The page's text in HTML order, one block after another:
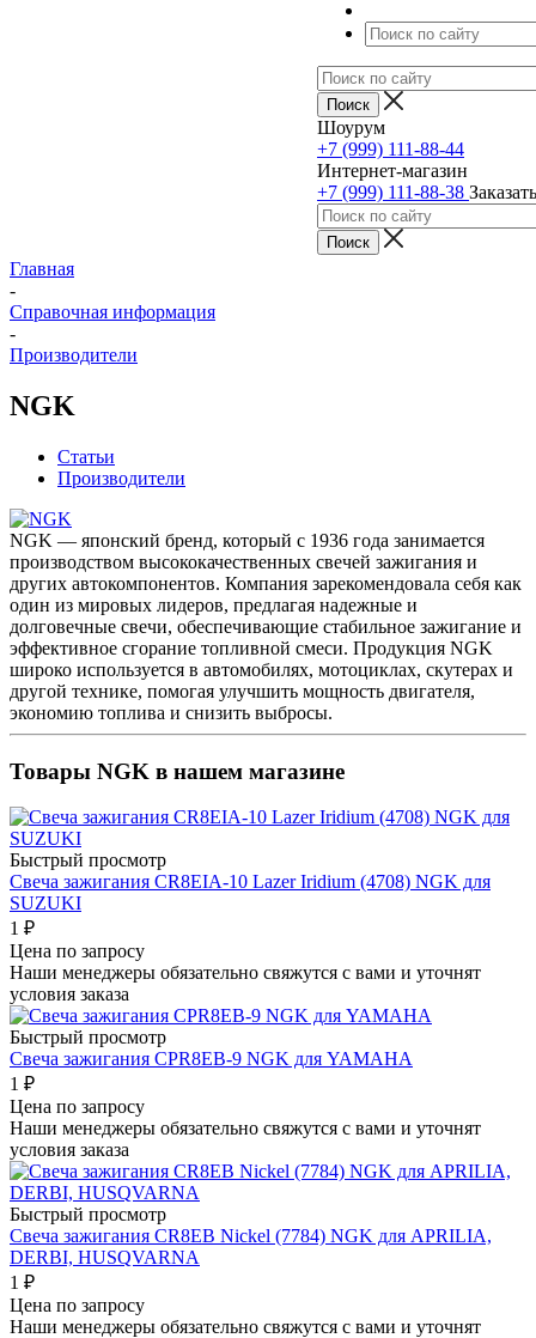
Шоурум
+7 (999) 111-88-44
Интернет-магазин
+7 (999) 111-88-38
Главная
-
Справочная информация
-
Производители
NGK
Статьи
Производители
NGK — японский бренд, который с 1936 года занимается
производством высококачественных свечей зажигания и
других автокомпонентов. Компания зарекомендовала себя как
один из мировых лидеров, предлагая надежные и
долговечные свечи, обеспечивающие стабильное зажигание и
эффективное сгорание топливной смеси. Продукция NGK
широко используется в автомобилях, мотоциклах, скутерах и
другой технике, помогая улучшить мощность двигателя,
экономию топлива и снизить выбросы.
Товары NGK в нашем магазине
Быстрый просмотр
Свеча зажигания CR8EIA-10 Lazer Iridium (4708) NGK для
SUZUKI
1 ₽
Цена по запросу
Наши менеджеры обязательно свяжутся с вами и уточнят
условия заказа
Быстрый просмотр
Свеча зажигания CPR8EB-9 NGK для YAMAHA
1 ₽
Цена по запросу
Наши менеджеры обязательно свяжутся с вами и уточнят
условия заказа
Быстрый просмотр
Свеча зажигания CR8EB Nickel (7784) NGK для APRILIA,
DERBI, HUSQVARNA
1 ₽
Цена по запросу
Наши менеджеры обязательно свяжутся с вами и уточнят